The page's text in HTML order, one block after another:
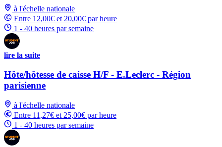
à l'échelle nationale
Entre 12,00€ et 20,00€ par heure
1 - 40 heures par semaine
lire la suite
Hôte/hôtesse de caisse H/F - E.Leclerc - Région
parisienne
à l'échelle nationale
Entre 11,27€ et 25,00€ par heure
1 - 40 heures par semaine